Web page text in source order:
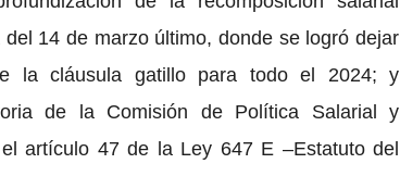
14 de marzo último, donde se logró dejar
la cláusula gatillo para todo el 2024; y
de la Comisión de Política Salarial y
artículo 47 de la Ley 647 E –Estatuto del